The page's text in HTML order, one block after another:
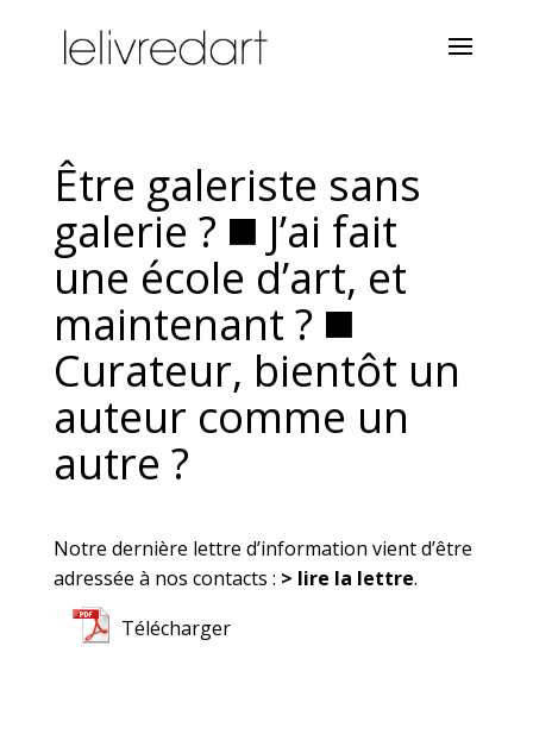
Être galeriste sans
galerie ? ◼️ J’ai fait
une école d’art, et
maintenant ? ◼️
Curateur, bientôt un
auteur comme un
autre ?
Notre dernière lettre d’information vient d’être
adressée à nos contacts : > lire la lettre.
Télécharger